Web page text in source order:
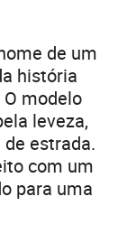
de um
história
modelo
leveza,
estrada.
com um
para uma